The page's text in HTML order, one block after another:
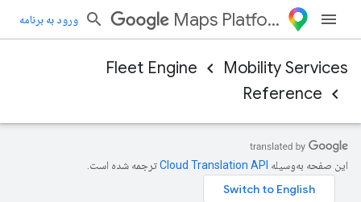
Maps Platform ورود به برنامه
Mobility Services
Fleet Engine
Reference
این صفحه به‌وسیله ترجمه شده است.